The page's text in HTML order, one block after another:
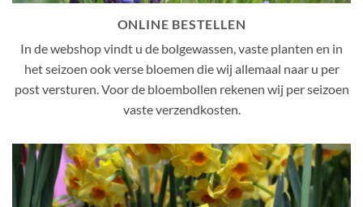
ONLINE BESTELLEN
In de webshop vindt u de bolgewassen, vaste planten en in
het seizoen ook verse bloemen die wij allemaal naar u per
post versturen. Voor de bloembollen rekenen wij per seizoen
vaste verzendkosten.